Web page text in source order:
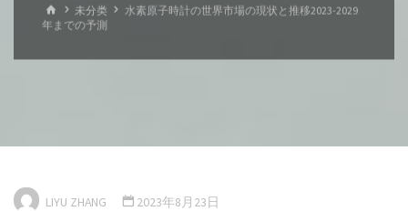
ホ
ー
未分类
水素原子時計の世界市場の現状と推移2023-2029
年までの予測
LIYU ZHANG 2023年8月23日